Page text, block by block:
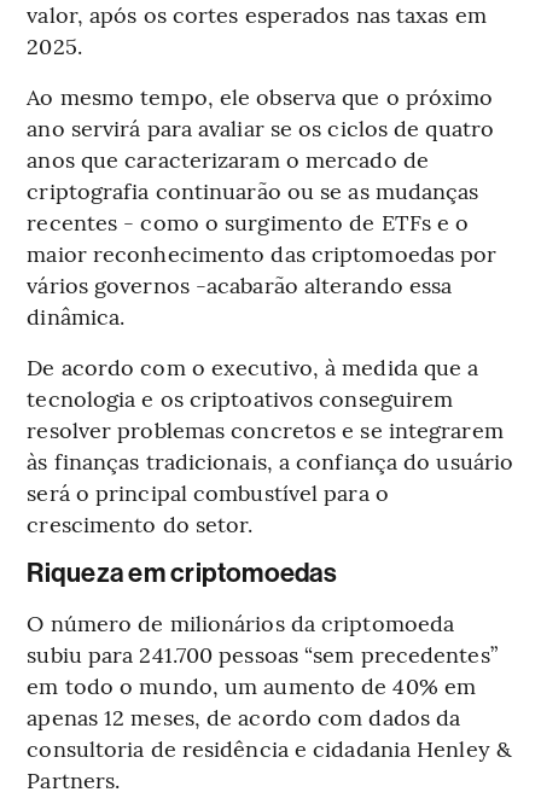
valor, após os cortes esperados nas taxas em
2025.
Ao mesmo tempo, ele observa que o próximo
ano servirá para avaliar se os ciclos de quatro
anos que caracterizaram o mercado de
criptografia continuarão ou se as mudanças
recentes - como o surgimento de ETFs e o
maior reconhecimento das criptomoedas por
vários governos -acabarão alterando essa
dinâmica.
De acordo com o executivo, à medida que a
tecnologia e os criptoativos conseguirem
resolver problemas concretos e se integrarem
às finanças tradicionais, a confiança do usuário
será o principal combustível para o
crescimento do setor.
Riqueza em criptomoedas
O número de milionários da criptomoeda
subiu para 241.700 pessoas “sem precedentes”
em todo o mundo, um aumento de 40% em
apenas 12 meses, de acordo com dados da
consultoria de residência e cidadania Henley &
Partners.